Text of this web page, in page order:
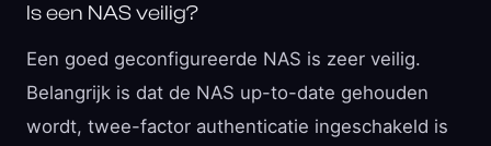
Is een NAS veilig?
Een goed geconfigureerde NAS is zeer veilig.
Belangrijk is dat de NAS up-to-date gehouden
wordt, twee-factor authenticatie ingeschakeld is